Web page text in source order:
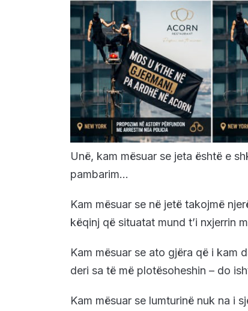
Unë, kam mësuar se jeta është e
pambarim…
Kam mësuar se në jetë takojmë
këqinj që situatat mund t’i nxjerrin
Kam mësuar se ato gjëra që i kam
deri sa të më plotësoheshin – do
Kam mësuar se lumturinë nuk na i